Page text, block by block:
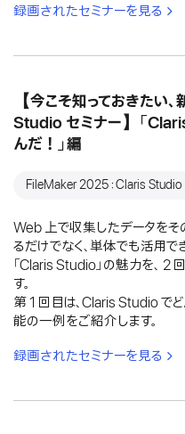
録画されたセミナーを見る
【今こそ知っておきたい
Studio セミナー】「
んだ！」編
FileMaker 2025：Claris Studio
Web 上で収集したデータを
るだけでなく、単体でも活用で
「Claris Studio」の魅力を、 2
す。
第 1 回目は、Claris Studio で
能の一例をご紹介します。
録画されたセミナーを見る